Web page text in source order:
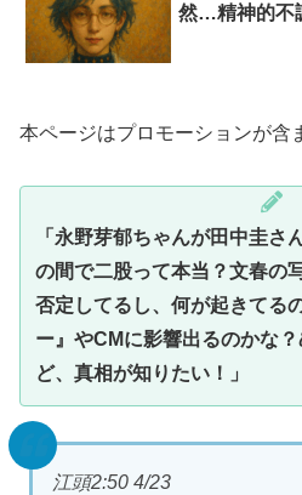
然…精神的不
本ページはプロモーションが含
「永野芽郁ちゃんが田中圭さ
の間で二股って本当？文春の
否定してるし、何が起きてる
ー』やCMに影響出るのかな
ど、真相が知りたい！」
江頭2:50 4/23